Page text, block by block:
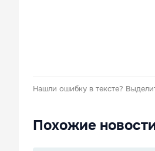
Нашли ошибку в тексте?
Похожие